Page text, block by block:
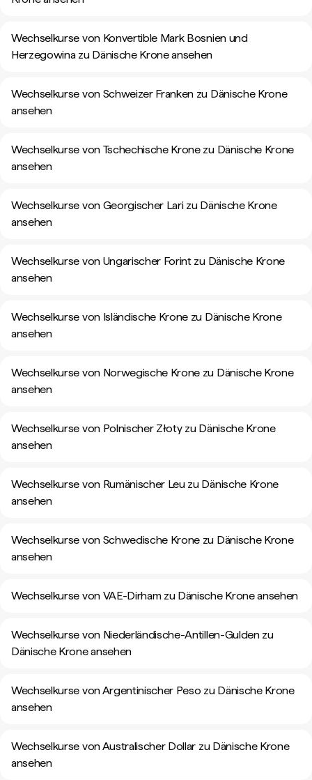
Wechselkurse von Konvertible Mark Bosnien und
Herzegowina zu Dänische Krone ansehen
Wechselkurse von Schweizer Franken zu Dänische Krone
ansehen
Wechselkurse von Tschechische Krone zu Dänische Krone
ansehen
Wechselkurse von Georgischer Lari zu Dänische Krone
ansehen
Wechselkurse von Ungarischer Forint zu Dänische Krone
ansehen
Wechselkurse von Isländische Krone zu Dänische Krone
ansehen
Wechselkurse von Norwegische Krone zu Dänische Krone
ansehen
Wechselkurse von Polnischer Złoty zu Dänische Krone
ansehen
Wechselkurse von Rumänischer Leu zu Dänische Krone
ansehen
Wechselkurse von Schwedische Krone zu Dänische Krone
ansehen
Wechselkurse von VAE-Dirham zu Dänische Krone ansehen
Wechselkurse von Niederländische-Antillen-Gulden zu
Dänische Krone ansehen
Wechselkurse von Argentinischer Peso zu Dänische Krone
ansehen
Wechselkurse von Australischer Dollar zu Dänische Krone
ansehen